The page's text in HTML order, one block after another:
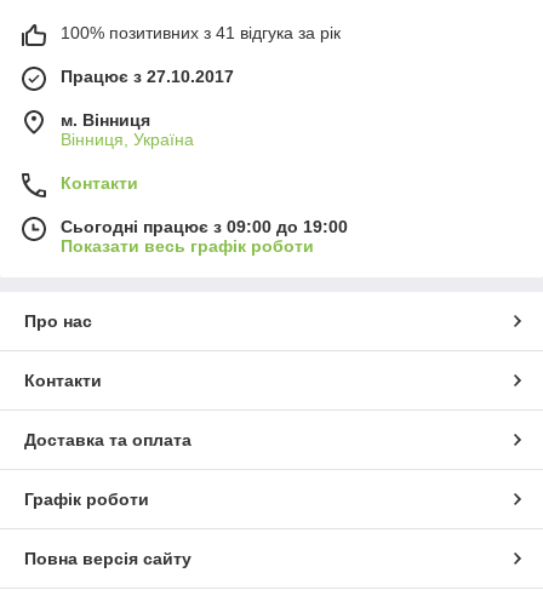
100% позитивних з 41 відгука за рік
Працює з 27.10.2017
м. Вінниця
Вінниця, Україна
Контакти
Сьогодні працює з 09:00 до 19:00
Показати весь графік роботи
Про нас
Контакти
Доставка та оплата
Графік роботи
Повна версія сайту